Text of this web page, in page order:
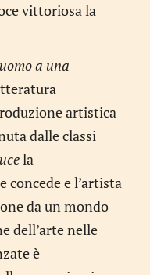
vittoriosa la
a una
artistica
dalle classi
la
e l’artista
da un mondo
dell’arte nelle
è